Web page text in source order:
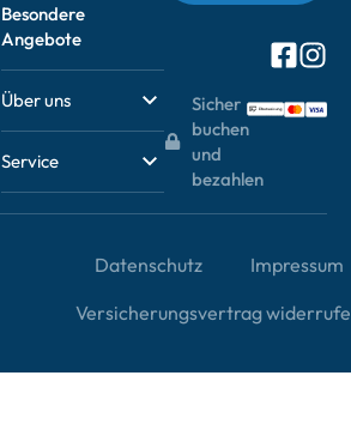
Besondere
Angebote
Über uns
Service
Sicher
buchen
und
bezahlen
Datenschutz
Impressum
Versicherungsvertrag